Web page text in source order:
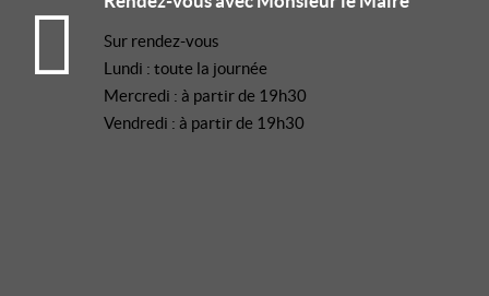
Sur rendez-vous
Lundi : toute la journée
Mercredi : à partir de 19h30
Vendredi : à partir de 19h30